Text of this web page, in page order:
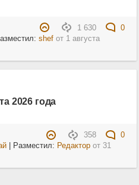
1 630
0
shefот 1 августа
2026 года
358
0
| Разместил: Редакторот 31